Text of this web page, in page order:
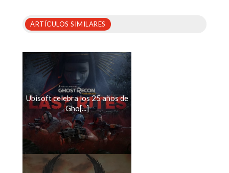
ARTÍCULOS SIMILARES
Ubisoft celebra los 25 años de
Gho[...]